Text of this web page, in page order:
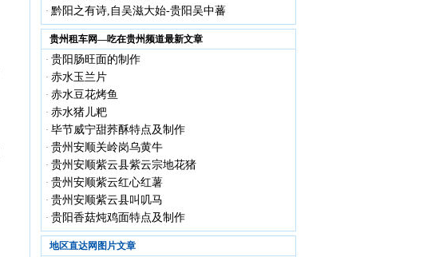
· 黔阳之有诗,自吴滋大始-贵阳吴中蕃
贵州租车网—吃在贵州频道最新文章
· 贵阳肠旺面的制作
· 赤水玉兰片
· 赤水豆花烤鱼
· 赤水猪儿粑
· 毕节威宁甜荞酥特点及制作
· 贵州安顺关岭岗乌黄牛
· 贵州安顺紫云县紫云宗地花猪
· 贵州安顺紫云红心红薯
· 贵州安顺紫云县叫叽马
· 贵阳香菇炖鸡面特点及制作
地区直达网图片文章